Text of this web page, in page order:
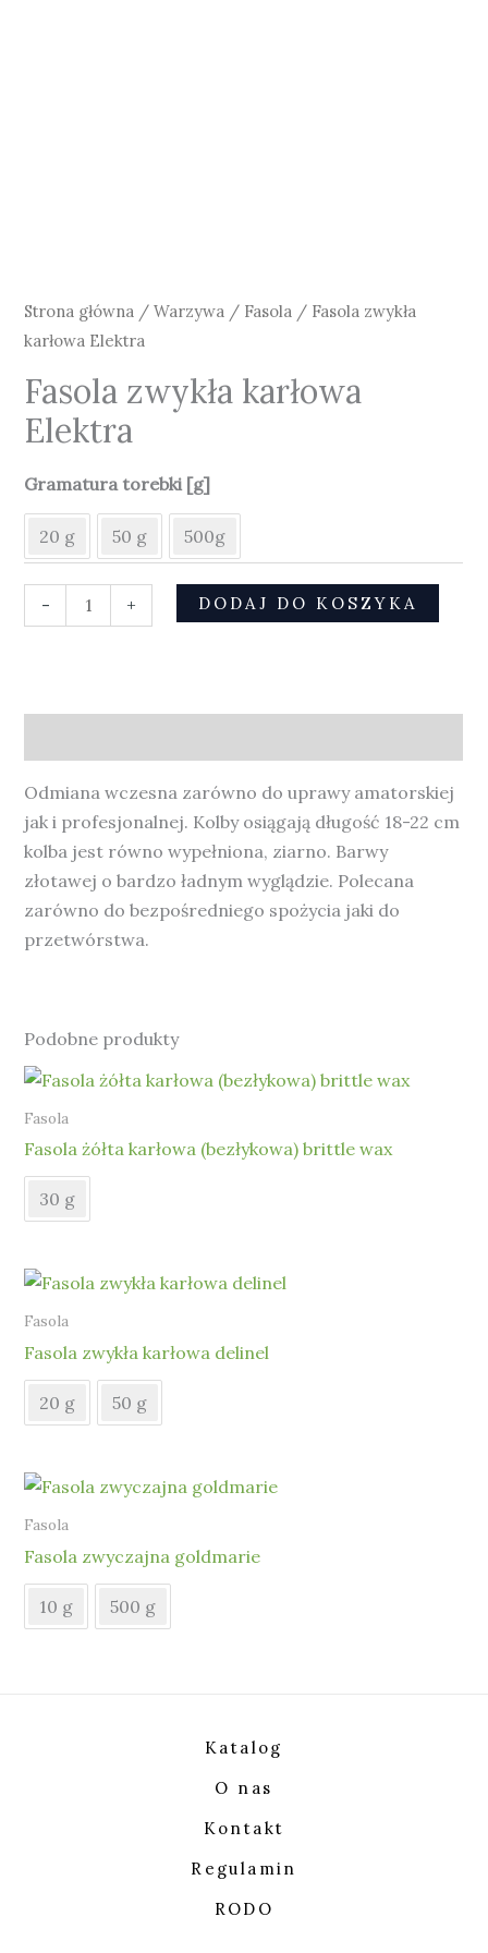
Strona główna /Warzywa / Fasola / Fasola zwykła
karłowa Elektra
Fasola zwykła karłowa
Elektra
Gramatura torebki [g]
20 g 50 g 500g
- + DODAJ DO KOSZYKA
Odmiana wczesna zarówno do uprawy amatorskiej
jak i profesjonalnej. Kolby osiągają długość 18-22 cm
kolba jest równo wypełniona, ziarno. Barwy
złotawej o bardzo ładnym wyglądzie. Polecana
zarówno do bezpośredniego spożycia jaki do
przetwórstwa.
Podobne produkty
Fasola
Fasola żółta karłowa (bezłykowa) brittle wax
30 g
Fasola
Fasola zwykła karłowa delinel
20 g 50 g
Fasola
Fasola zwyczajna goldmarie
10 g 500 g
Katalog
O nas
Kontakt
Regulamin
RODO